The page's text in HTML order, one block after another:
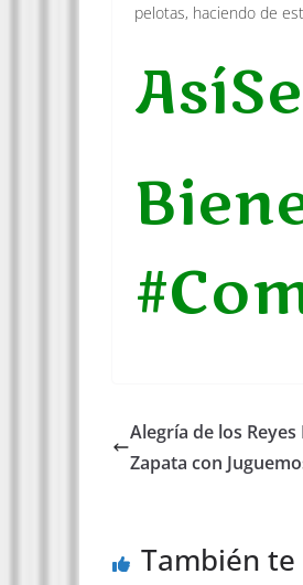
pelotas, haciendo de
Alegría de los
Zapata con
También